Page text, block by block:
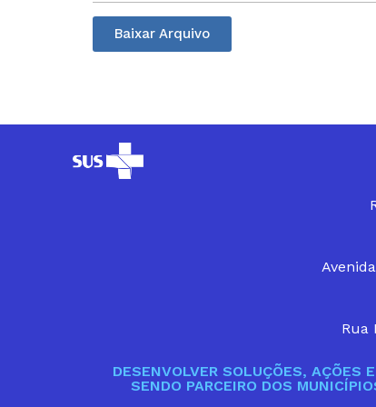
Baixar Arquivo
Rua
DESENVOLVER SOLUÇÕES, AÇÕES
SENDO PARCEIRO DOS